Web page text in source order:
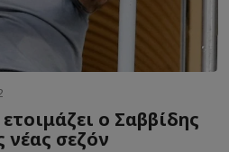
ο Σαββίδης
σεζόν